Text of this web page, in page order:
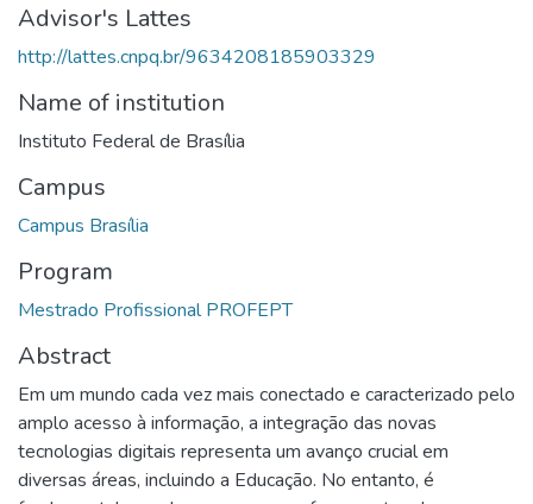
Advisor's Lattes
http://lattes.cnpq.br/9634208185903329
Name of institution
Instituto Federal de Brasília
Campus
Campus Brasília
Program
Mestrado Profissional PROFEPT
Abstract
Em um mundo cada vez mais conectado e caracterizado pelo
amplo acesso à informação, a integração das novas
tecnologias digitais representa um avanço crucial em
diversas áreas, incluindo a Educação. No entanto, é